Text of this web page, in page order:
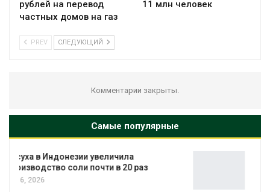
рублей на перевод
частных домов на газ
11 млн человек
PREV СЛЕДУЮЩИЙ
Комментарии закрыты.
Самые популярные
В Австралии снизят стоимость
установки солнечных панелей для